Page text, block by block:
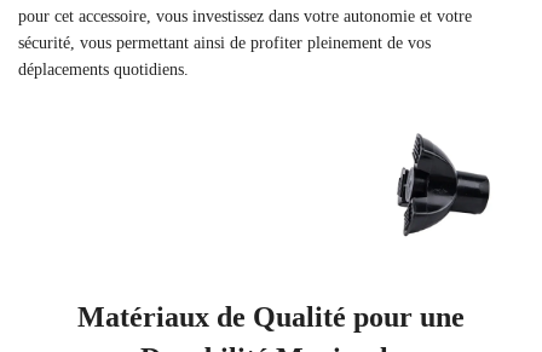
pour cet accessoire, vous investissez dans votre autonomie et votre
sécurité, vous permettant ainsi de profiter pleinement de vos
déplacements quotidiens.
Matériaux de Qualité pour une